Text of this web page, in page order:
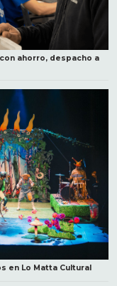
ahorro, despacho a
en Lo Matta Cultural